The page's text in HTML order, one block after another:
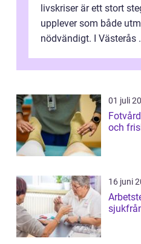
livskriser är ett stort
upplever som både
nödvändigt. I Västerås
01 juli
Fotvård Örebro
och
16 juni